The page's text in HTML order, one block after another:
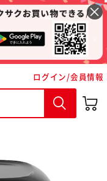
ログイン/会員情報